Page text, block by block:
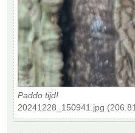
Paddo tijd!
20241228_150941.jpg